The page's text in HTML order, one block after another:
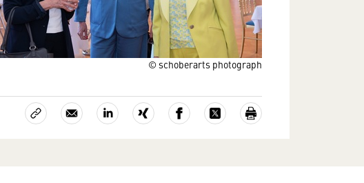
© schoberarts photograph